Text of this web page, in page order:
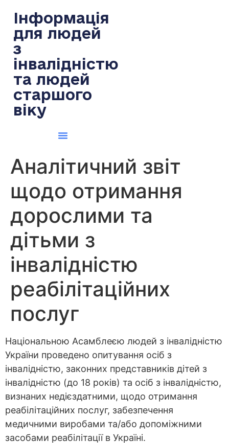
Інформація
для людей
з
інвалідністю
та людей
старшого
віку
Аналітичний звіт
щодо отримання
дорослими та
дітьми з
інвалідністю
реабілітаційних
послуг
Національною Асамблеєю людей з інвалідністю
України проведено опитування осіб з
інвалідністю, законних представників дітей з
інвалідністю (до 18 років) та осіб з інвалідністю,
визнаних недієздатними, щодо отримання
реабілітаційних послуг, забезпечення
медичними виробами та/або допоміжними
засобами реабілітації в Україні.